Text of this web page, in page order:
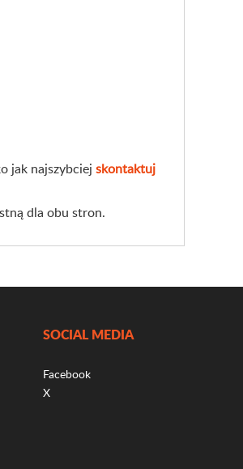
jak najszybciej skontaktuj
dla obu stron.
SOCIAL MEDIA
Facebook
X